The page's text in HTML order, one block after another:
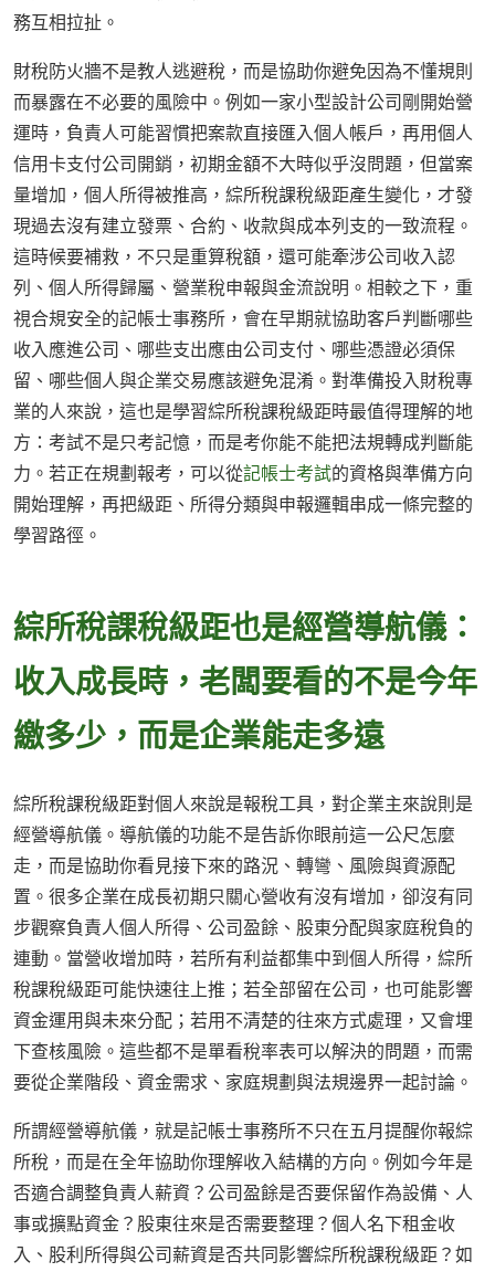
務互相拉扯。
財稅防火牆不是教人逃避稅，而是協助你避免因為不懂規則
而暴露在不必要的風險中。例如一家小型設計公司剛開始營
運時，負責人可能習慣把案款直接匯入個人帳戶，再用個人
信用卡支付公司開銷，初期金額不大時似乎沒問題，但當案
量增加，個人所得被推高，綜所稅課稅級距產生變化，才發
現過去沒有建立發票、合約、收款與成本列支的一致流程。
這時候要補救，不只是重算稅額，還可能牽涉公司收入認
列、個人所得歸屬、營業稅申報與金流說明。相較之下，重
視合規安全的記帳士事務所，會在早期就協助客戶判斷哪些
收入應進公司、哪些支出應由公司支付、哪些憑證必須保
留、哪些個人與企業交易應該避免混淆。對準備投入財稅專
業的人來說，這也是學習綜所稅課稅級距時最值得理解的地
方：考試不是只考記憶，而是考你能不能把法規轉成判斷能
力。若正在規劃報考，可以從記帳士考試的資格與準備方向
開始理解，再把級距、所得分類與申報邏輯串成一條完整的
學習路徑。
綜所稅課稅級距也是經營導航儀：
收入成長時，老闆要看的不是今年
繳多少，而是企業能走多遠
綜所稅課稅級距對個人來說是報稅工具，對企業主來說則是
經營導航儀。導航儀的功能不是告訴你眼前這一公尺怎麼
走，而是協助你看見接下來的路況、轉彎、風險與資源配
置。很多企業在成長初期只關心營收有沒有增加，卻沒有同
步觀察負責人個人所得、公司盈餘、股東分配與家庭稅負的
連動。當營收增加時，若所有利益都集中到個人所得，綜所
稅課稅級距可能快速往上推；若全部留在公司，也可能影響
資金運用與未來分配；若用不清楚的往來方式處理，又會埋
下查核風險。這些都不是單看稅率表可以解決的問題，而需
要從企業階段、資金需求、家庭規劃與法規邊界一起討論。
所謂經營導航儀，就是記帳士事務所不只在五月提醒你報綜
所稅，而是在全年協助你理解收入結構的方向。例如今年是
否適合調整負責人薪資？公司盈餘是否要保留作為設備、人
事或擴點資金？股東往來是否需要整理？個人名下租金收
入、股利所得與公司薪資是否共同影響綜所稅課稅級距？如